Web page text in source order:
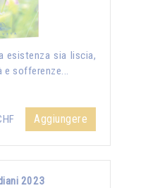
esistenza sia liscia,
e sofferenze...
Aggiungere
2023